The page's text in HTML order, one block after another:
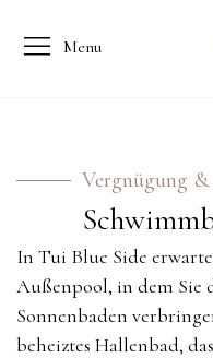
Menu
Vergnügung
In Tui Blue Side
Außenpool, in dem Sie
Sonnenbaden
beheiztes Hallenbad,